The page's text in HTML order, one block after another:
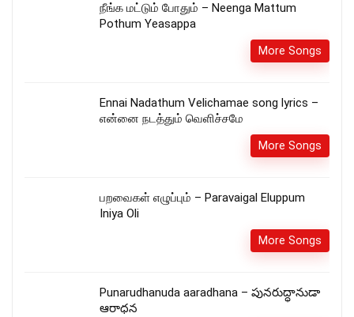
நீங்க மட்டும் போதும் – Neenga Mattum
Pothum Yeasappa
More Songs
Ennai Nadathum Velichamae song lyrics –
என்னை நடத்தும் வெளிச்சமே
More Songs
பறவைகள் எழுப்பும் – Paravaigal Eluppum
Iniya Oli
More Songs
Punarudhanuda aaradhana – పునరుద్ధానుడా
ఆరాధన